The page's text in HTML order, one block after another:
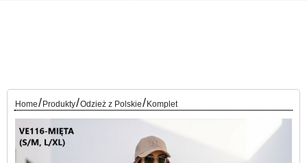
Home/ Produkty/Odzież z Polskie/ Komplet